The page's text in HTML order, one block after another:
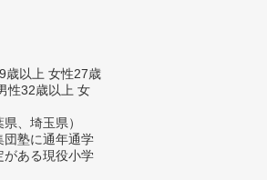
歳以上 女性27歳
性32歳以上 女
、埼玉県）
団塾に通年通学
がある現役小学